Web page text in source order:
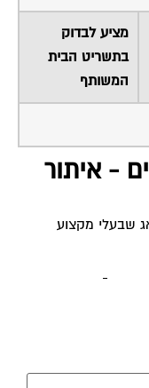
מציע לבדוק
בתשריט הבית
המשותף
- איתור
שבעלי מקצוע